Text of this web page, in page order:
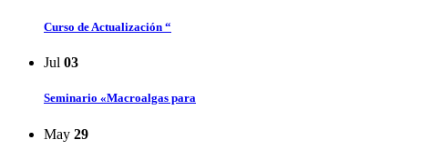
Curso de Actualización “
Jul 03
Seminario «Macroalgas para
May 29